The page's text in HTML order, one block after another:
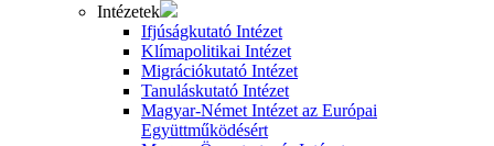
Intézetek
Ifjúságkutató Intézet
Klímapolitikai Intézet
Migrációkutató Intézet
Tanuláskutató Intézet
Magyar-Német Intézet az Európai
Együttműködésért